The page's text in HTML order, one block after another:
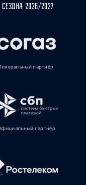
2026/2027
Генеральный партнёр
партнёр